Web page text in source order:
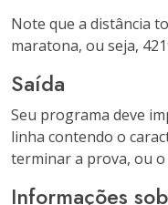
Note que a distância
maratona, ou seja,
Saída
Seu programa deve
linha contendo o
terminar a prova, ou
Informações